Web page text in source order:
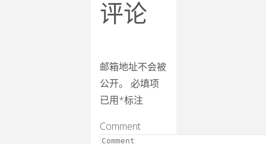
评论
邮箱地址不会被
公开。
必填项
已用*标注
Comment